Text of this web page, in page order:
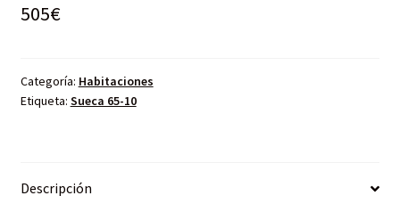
505€
Categoría: Habitaciones
Etiqueta: Sueca 65-10
Descripción